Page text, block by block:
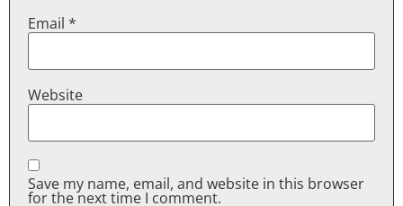
Email *
Website
Save my name, email, and website in this browser
for the next time I comment.